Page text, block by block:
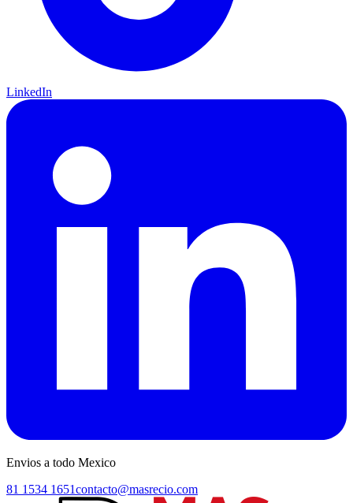
LinkedIn
Envios a todo Mexico
81 1534 1651contacto@masrecio.com